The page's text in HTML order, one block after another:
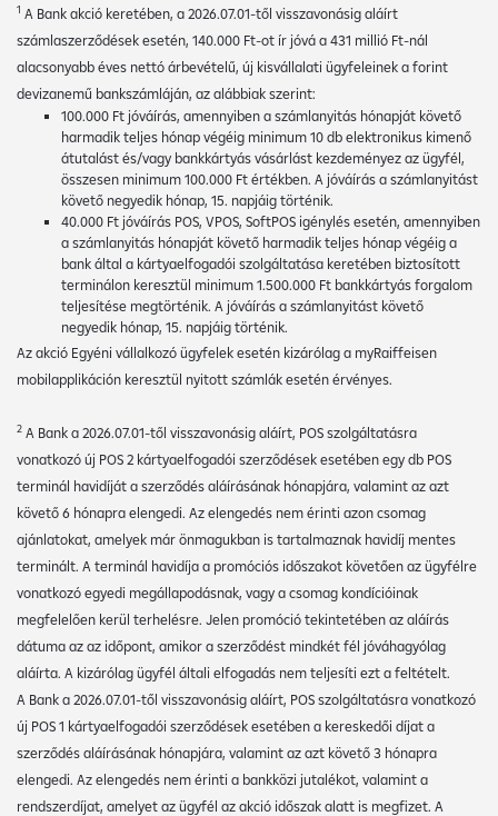
1 A Bank akció keretében, a 2026.07.01-től visszavonásig aláírt
számlaszerződések esetén, 140.000 Ft-ot ír jóvá a 431 millió Ft-nál
alacsonyabb éves nettó árbevételű, új kisvállalati ügyfeleinek a forint
devizanemű bankszámláján, az alábbiak szerint:
100.000 Ft jóváírás, amennyiben a számlanyitás hónapját követő
harmadik teljes hónap végéig minimum 10 db elektronikus kimenő
átutalást és/vagy bankkártyás vásárlást kezdeményez az ügyfél,
összesen minimum 100.000 Ft értékben. A jóváírás a számlanyitást
követő negyedik hónap, 15. napjáig történik.
40.000 Ft jóváírás POS, VPOS, SoftPOS igénylés esetén, amennyiben
a számlanyitás hónapját követő harmadik teljes hónap végéig a
bank által a kártyaelfogadói szolgáltatása keretében biztosított
terminálon keresztül minimum 1.500.000 Ft bankkártyás forgalom
teljesítése megtörténik. A jóváírás a számlanyitást követő
negyedik hónap, 15. napjáig történik.
Az akció Egyéni vállalkozó ügyfelek esetén kizárólag a myRaiffeisen
mobilapplikáción keresztül nyitott számlák esetén érvényes.
2 A Bank a 2026.07.01-től visszavonásig aláírt, POS szolgáltatásra
vonatkozó új POS 2 kártyaelfogadói szerződések esetében egy db POS
terminál havidíját a szerződés aláírásának hónapjára, valamint az azt
követő 6 hónapra elengedi. Az elengedés nem érinti azon csomag
ajánlatokat, amelyek már önmagukban is tartalmaznak havidíj mentes
terminált. A terminál havidíja a promóciós időszakot követően az ügyfélre
vonatkozó egyedi megállapodásnak, vagy a csomag kondícióinak
megfelelően kerül terhelésre. Jelen promóció tekintetében az aláírás
dátuma az az időpont, amikor a szerződést mindkét fél jóváhagyólag
aláírta. A kizárólag ügyfél általi elfogadás nem teljesíti ezt a feltételt.
A Bank a 2026.07.01-től visszavonásig aláírt, POS szolgáltatásra vonatkozó
új POS 1 kártyaelfogadói szerződések esetében a kereskedői díjat a
szerződés aláírásának hónapjára, valamint az azt követő 3 hónapra
elengedi. Az elengedés nem érinti a bankközi jutalékot, valamint a
rendszerdíjat, amelyet az ügyfél az akció időszak alatt is megfizet. A